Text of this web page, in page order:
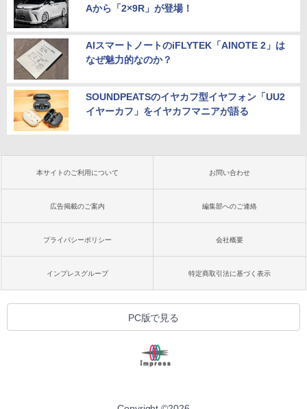
Aから「2×9R」が登場！
AIスマートノートのiFLYTEK「AINOTE 2」は
なぜ魅力的なのか？
SOUNDPEATSのイヤカフ型イヤフォン「UU2
イヤーカフ」をイヤカフマニアが語る
本サイトのご利用について お問い合わせ
広告掲載のご案内 編集部へのご連絡
プライバシーポリシー 会社概要
インプレスグループ 特定商取引法に基づく表示
PC版で見る